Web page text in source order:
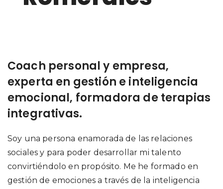
Coach personal y empresa,
experta en gestión e inteligencia
emocional, formadora de terapias
integrativas.
Soy una persona enamorada de las relaciones
sociales y para poder desarrollar mi talento
convirtiéndolo en propósito. Me he formado en
gestión de emociones a través de la inteligencia